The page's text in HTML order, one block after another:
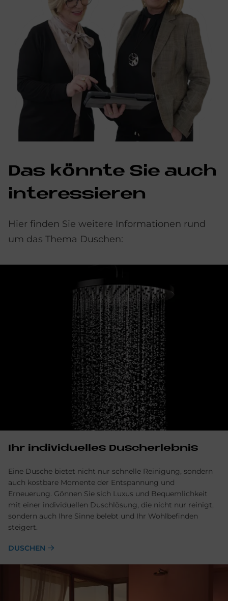
Das könnte Sie auch
interessieren
Hier finden Sie weitere Informationen rund
um das Thema Duschen:
Ihr in­di­vi­du­el­les Du­sch­er­leb­nis
Eine Dusche bietet nicht nur schnelle Reinigung, sondern
auch kostbare Momente der Entspannung und
Erneuerung. Gönnen Sie sich Luxus und Bequemlichkeit
mit einer individuellen Duschlösung, die nicht nur reinigt,
sondern auch Ihre Sinne belebt und Ihr Wohlbefinden
steigert.
DUSCHEN